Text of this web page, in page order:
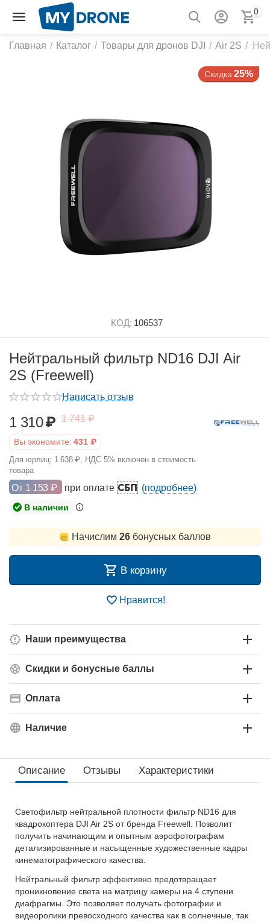
0
Главная / Каталог / Товары для дронов DJI / Air 2S /
Скидка 25%
КОД: 106537
Нейтральный фильтр ND16 DJI Air
2S (Freewell)
Написать отзыв
1 310₽ 1 741 ₽
Вы экономите: 431 ₽
Для юрлиц: 1 638 ₽, НДС 5% включен в стоимость
товара
От 1 153 ₽ при оплате СБП (подробнее)
В наличии
Начислим 26бонусных баллов
В корзину
Нравится!
Наши преимущества
Скидки и бонусные баллы
Оплата
Наличие
Описание Отзывы Характеристики
Светофильтр нейтральной плотности фильтр ND16 для
квадрокоптера DJI Air 2S от бренда Freewell. Позволит
получить начинающим и опытным аэрофотографам
детализированные и насыщенные художественные кадры
кинематографического качества.
Нейтральный фильтр эффективно предотвращает
проникновение света на матрицу камеры на 4 ступени
диафрагмы. Это позволяет получать фотографии и
видеоролики превосходного качества как в солнечные, так